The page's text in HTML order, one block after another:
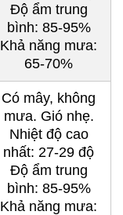
Độ ẩm trung
bình: 85-95%
Khả năng mưa:
65-70%
Có mây, không
mưa. Gió nhẹ.
Nhiệt độ cao
nhất: 27-29 độ
Độ ẩm trung
bình: 85-95%
Khả năng mưa: